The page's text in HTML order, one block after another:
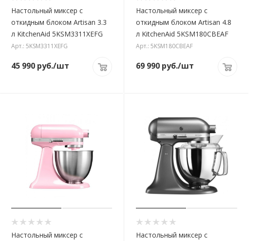
Настольный миксер с
откидным блоком Artisan 3.3
л KitchenAid 5KSM3311XEFG
Арт.: 5KSM3311XEFG
45 990руб./шт
Настольный миксер с
откидным блоком Artisan 4.8
л KitchenAid 5KSM180CBEAF
Арт.: 5KSM180CBEAF
69 990 руб./шт
Настольный миксер с
Настольный миксер с